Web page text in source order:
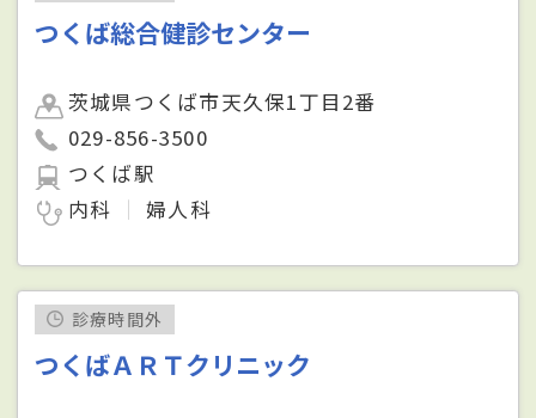
つくば総合健診センター
茨城県つくば市天久保1丁目2番
029-856-3500
つくば駅
内科
婦人科
診療時間外
つくばＡＲＴクリニック